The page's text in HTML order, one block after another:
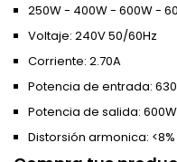
250W - 400W - 600W -
Voltaje: 240V 50/60Hz
Corriente: 2.70A
Potencia de entrada:
Potencia de salida: 600W
Distorsión armonica: <8%